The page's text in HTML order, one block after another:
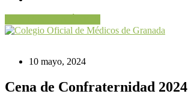
10 mayo, 2024
Cena de Confraternidad 2024